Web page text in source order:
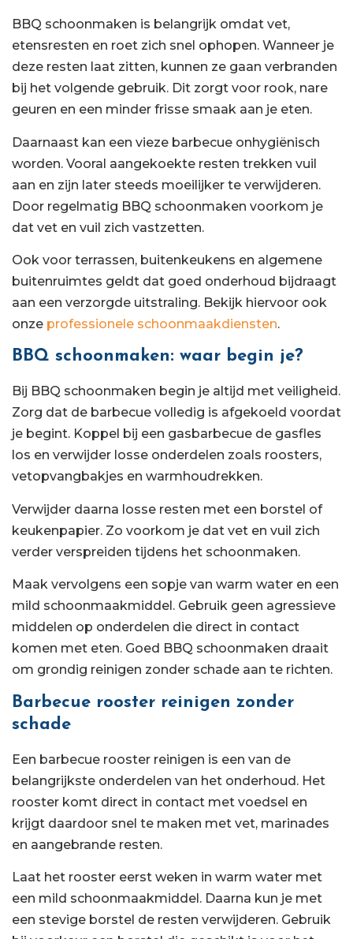
BBQ schoonmaken is belangrijk omdat vet,
etensresten en roet zich snel ophopen. Wanneer je
deze resten laat zitten, kunnen ze gaan verbranden
bij het volgende gebruik. Dit zorgt voor rook, nare
geuren en een minder frisse smaak aan je eten.
Daarnaast kan een vieze barbecue onhygiënisch
worden. Vooral aangekoekte resten trekken vuil
aan en zijn later steeds moeilijker te verwijderen.
Door regelmatig BBQ schoonmaken voorkom je
dat vet en vuil zich vastzetten.
Ook voor terrassen, buitenkeukens en algemene
buitenruimtes geldt dat goed onderhoud bijdraagt
aan een verzorgde uitstraling. Bekijk hiervoor ook
onze professionele schoonmaakdiensten.
BBQ schoonmaken: waar begin je?
Bij BBQ schoonmaken begin je altijd met veiligheid.
Zorg dat de barbecue volledig is afgekoeld voordat
je begint. Koppel bij een gasbarbecue de gasfles
los en verwijder losse onderdelen zoals roosters,
vetopvangbakjes en warmhoudrekken.
Verwijder daarna losse resten met een borstel of
keukenpapier. Zo voorkom je dat vet en vuil zich
verder verspreiden tijdens het schoonmaken.
Maak vervolgens een sopje van warm water en een
mild schoonmaakmiddel. Gebruik geen agressieve
middelen op onderdelen die direct in contact
komen met eten. Goed BBQ schoonmaken draait
om grondig reinigen zonder schade aan te richten.
Barbecue rooster reinigen zonder
schade
Een barbecue rooster reinigen is een van de
belangrijkste onderdelen van het onderhoud. Het
rooster komt direct in contact met voedsel en
krijgt daardoor snel te maken met vet, marinades
en aangebrande resten.
Laat het rooster eerst weken in warm water met
een mild schoonmaakmiddel. Daarna kun je met
een stevige borstel de resten verwijderen. Gebruik